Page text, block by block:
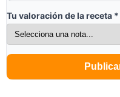
Tu valoración de la receta *